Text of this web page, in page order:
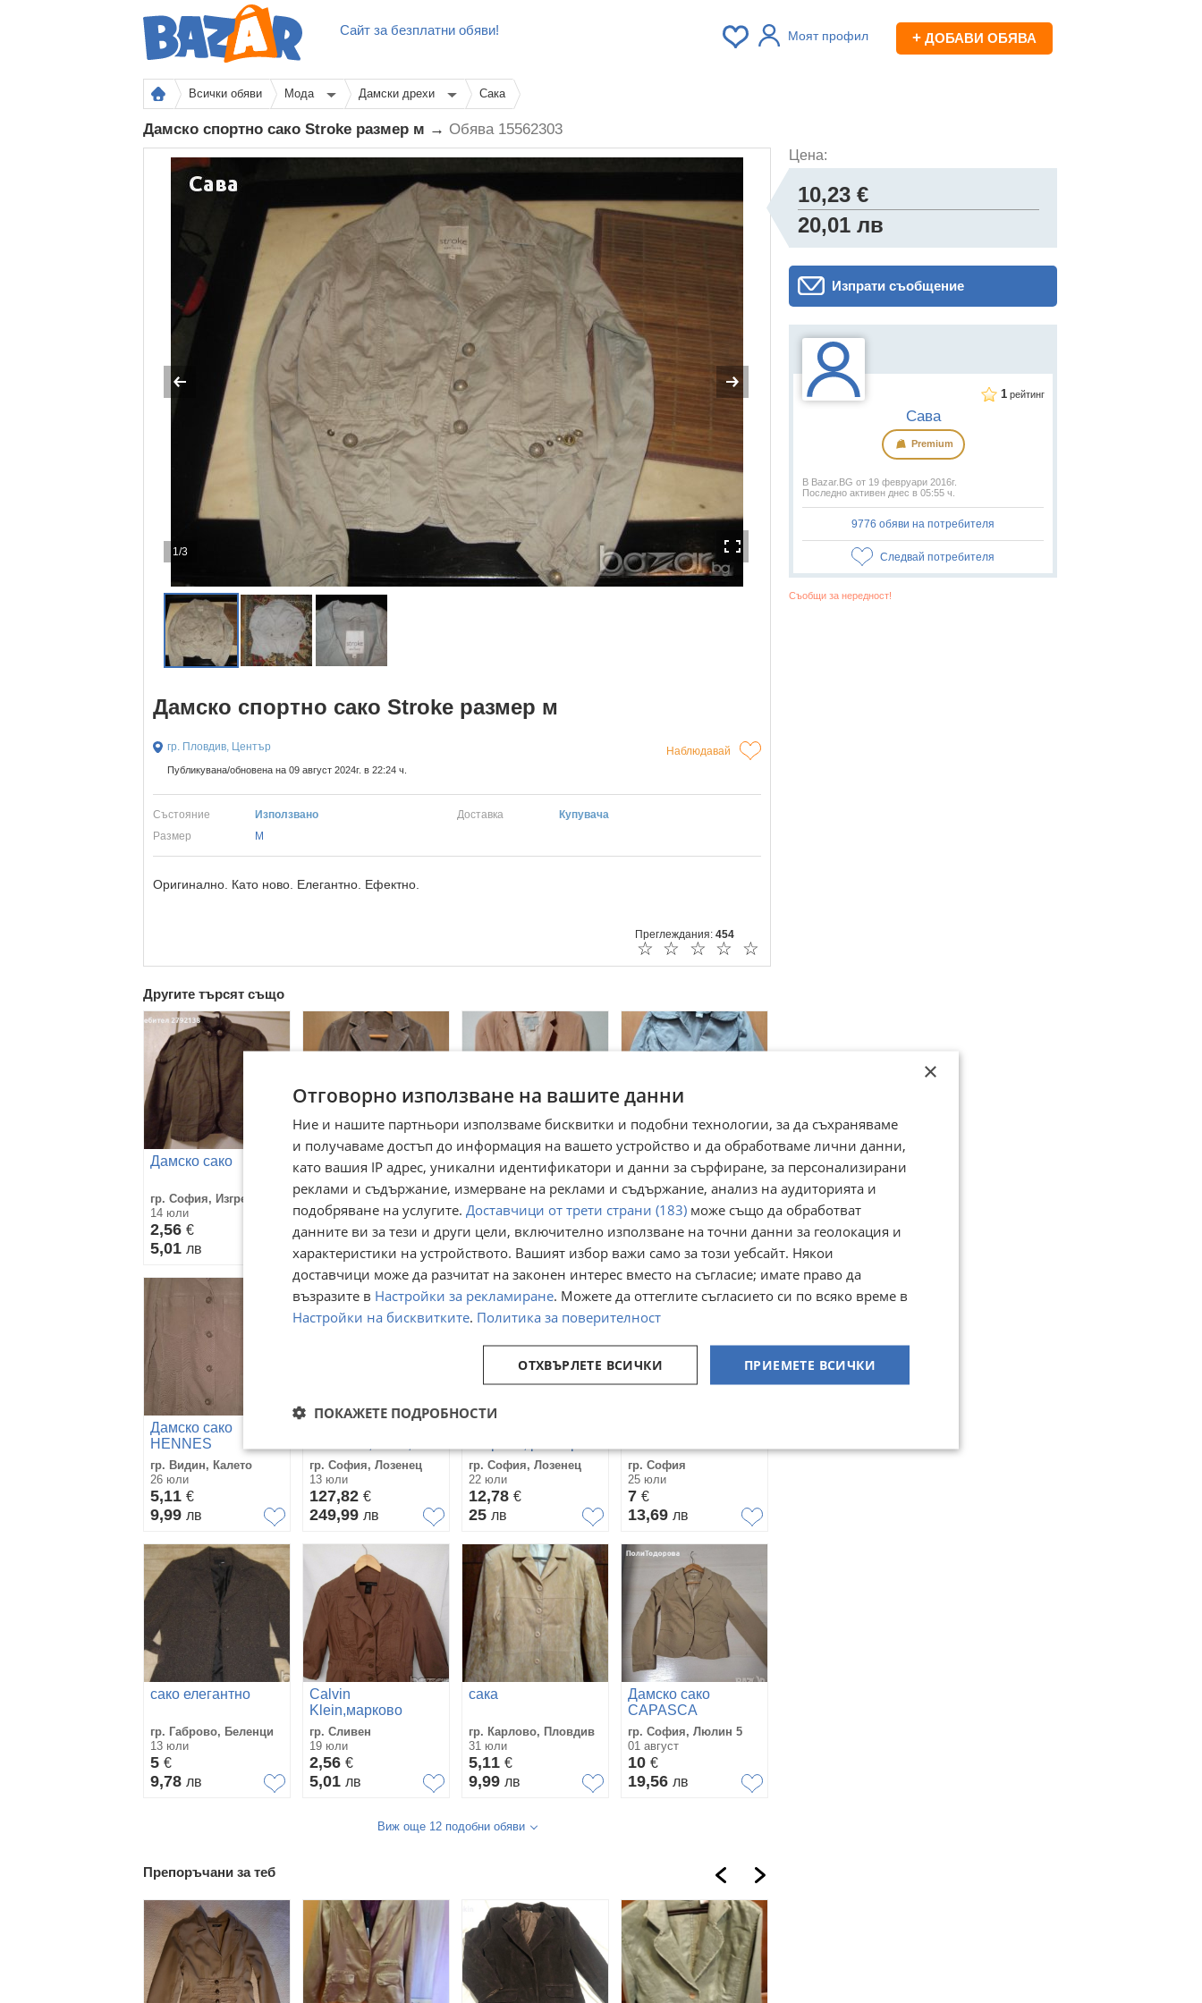
Сайт за безплатни обяви! Моят профил + ДОБАВИ ОБЯВА
Всички обяви Мода Дамски дрехи Сака
Дамско спортно сако Stroke размер м → Обява 15562303
1/3
Дамско спортно сако Stroke размер м
гр. Пловдив, Център Наблюдавай
Публикувана/обновена на 09 август 2024г. в 22:24 ч.
Състояние Използвано Доставка
Купувача
Размер
M
Оригинално. Като ново. Елегантно. Ефектно.
Преглеждания: 454
☆
☆
☆
☆
☆
Другите търсят също
Дамско сако
гр. София, Изгрев
14 юли
2,56 €
5,01 лв
Дамско сако
гр. София, Младост 1А
01 юли
4,09€
8лв
гр. Ловеч, Център
08 април
5,11€
9,99лв
Сиво сако на Ками
с бродерия
гр. Троян, Ловеч
27 юли
4,60€
9лв
Дамско сако
HENNES
гр. Видин, Калето
26 юли
5,11 €
9,99 лв
размер IT 42
гр. София, Лозенец
13 юли
127,82 €
249,99 лв
гр. София, Лозенец
22 юли
12,78 €
25 лв
гр. София
25 юли
7 €
13,69 лв
сако елегантно
гр. Габрово, Беленци
13 юли
5 €
9,78 лв
Calvin
Klein,марково
дамско сако, тренч,
L
гр. Сливен
19 юли
2,56 €
5,01 лв
сака
гр. Карлово, Пловдив
31 юли
5,11 €
9,99 лв
Дамско сако
CAPASCA
гр. София, Люлин 5
01 август
10 €
19,56 лв
Виж още 12 подобни обяви
Препоръчани за теб
Цена:
10,23 €
20,01 лв
Изпрати съобщение
1 рейтинг
Сава
Premium
В Bazar.BG от 19 февруари 2016г.
Последно активен днес в 05:55 ч.
9776 обяви на потребителя
Следвай потребителя
Съобщи за нередност!
×
Отговорно използване на вашите данни
Ние и нашите партньори използваме бисквитки и подобни технологии, за да съхраняваме
и получаваме достъп до информация на вашето устройство и да обработваме лични данни,
като вашия IP адрес, уникални идентификатори и данни за сърфиране, за персонализирани
реклами и съдържание, измерване на реклами и съдържание, анализ на аудиторията и
подобряване на услугите. Доставчици от трети страни (183) може също да обработват
данните ви за тези и други цели, включително използване на точни данни за геолокация и
характеристики на устройството. Вашият избор важи само за този уебсайт. Някои
доставчици може да разчитат на законен интерес вместо на съгласие; имате право да
възразите в Настройки за рекламиране. Можете да оттеглите съгласието си по всяко време в
Настройки на бисквитките. Политика за поверителност
ПРИЕМЕТЕ ВСИЧКИ
ОТХВЪРЛЕТЕ ВСИЧКИ
ПОКАЖЕТЕ ПОДРОБНОСТИ